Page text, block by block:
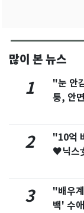
많이 본 뉴스
1
"눈 안
퉁, 안
2
"10억
♥닉스
3
"배우
백' 수